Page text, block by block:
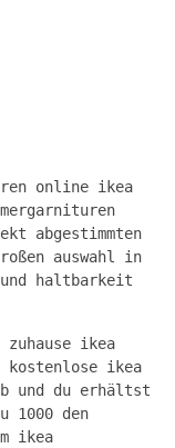
online ikea
abgestimmten
auswahl in
haltbarkeit
zuhause ikea
kostenlose ikea
und du erhältst
1000 den
ikea